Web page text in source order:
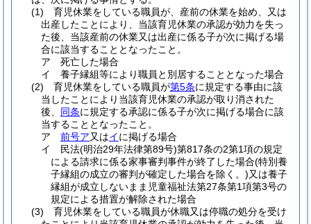
(1)
育児休業をしている職員が、産前の休業を始め、又は
出産したことにより、当該育児休業の承認が効力を失っ
た後、当該産前の休業又は出産に係る子が次に掲げる場
合に該当することとなったこと。
ア
死亡した場合
イ
養子縁組等により職員と別居することとなった場合
(2)
育児休業をしている職員が第5条に規定する事由に該
当したことにより当該育児休業の承認が取り消された
後、 同条に規定する承認に係る子が次に掲げる場合に該
当することとなったこと。
ア
前号ア又はイに掲げる場合
イ
民法(明治29年法律第89号)第817条の2第1項の規定
による請求に係る家事審判事件が終了した場合(特別養
子縁組の成立の審判が確定した場合を除く。)又は養子
縁組が成立しないまま児童福祉法第27条第1項第3号の
規定による措置が解除された場合
(3)
育児休業をしている職員が休職又は停職の処分を受け